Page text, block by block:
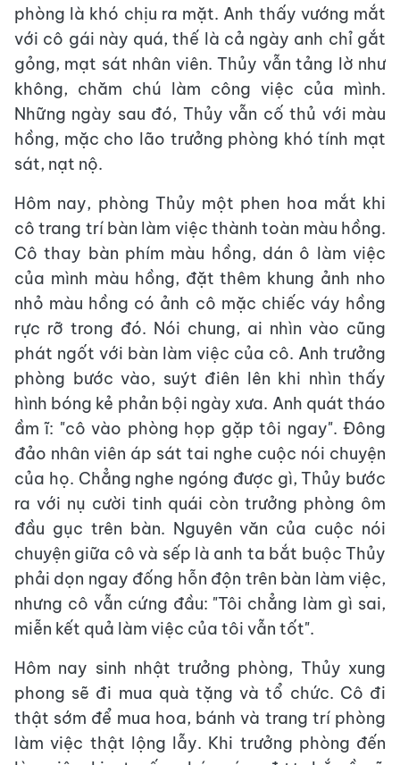
phòng là khó chịu ra mặt. Anh thấy vướng mắt
với cô gái này quá, thế là cả ngày anh chỉ gắt
gỏng, mạt sát nhân viên. Thủy vẫn tảng lờ như
không, chăm chú làm công việc của mình.
Những ngày sau đó, Thủy vẫn cố thủ với màu
hồng, mặc cho lão trưởng phòng khó tính mạt
sát, nạt nộ.
Hôm nay, phòng Thủy một phen hoa mắt khi
cô trang trí bàn làm việc thành toàn màu hồng.
Cô thay bàn phím màu hồng, dán ô làm việc
của mình màu hồng, đặt thêm khung ảnh nho
nhỏ màu hồng có ảnh cô mặc chiếc váy hồng
rực rỡ trong đó. Nói chung, ai nhìn vào cũng
phát ngốt với bàn làm việc của cô. Anh trưởng
phòng bước vào, suýt điên lên khi nhìn thấy
hình bóng kẻ phản bội ngày xưa. Anh quát tháo
ầm ĩ: "cô vào phòng họp gặp tôi ngay". Đông
đảo nhân viên áp sát tai nghe cuộc nói chuyện
của họ. Chẳng nghe ngóng được gì, Thủy bước
ra với nụ cười tinh quái còn trưởng phòng ôm
đầu gục trên bàn. Nguyên văn của cuộc nói
chuyện giữa cô và sếp là anh ta bắt buộc Thủy
phải dọn ngay đống hỗn độn trên bàn làm việc,
nhưng cô vẫn cứng đầu: "Tôi chẳng làm gì sai,
miễn kết quả làm việc của tôi vẫn tốt".
Hôm nay sinh nhật trưởng phòng, Thủy xung
phong sẽ đi mua quà tặng và tổ chức. Cô đi
thật sớm để mua hoa, bánh và trang trí phòng
làm việc thật lộng lẫy. Khi trưởng phòng đến